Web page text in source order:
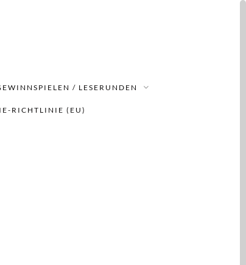
/ LESERUNDEN
RICHTLINIE (EU)